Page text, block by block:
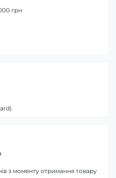
грн
з моменту отримання товару